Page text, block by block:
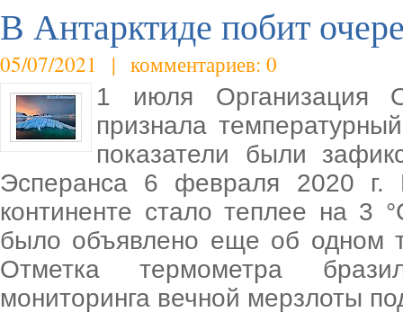
В Антарктиде побит
05/07/2021 | комментариев: 0
1 июля Организация
признала
показатели были
Эсперанса 6 февраля 2020
континенте стало теплее на 3
было объявлено еще об одном
Отметка термометра
мониторинга вечной мерзлоты